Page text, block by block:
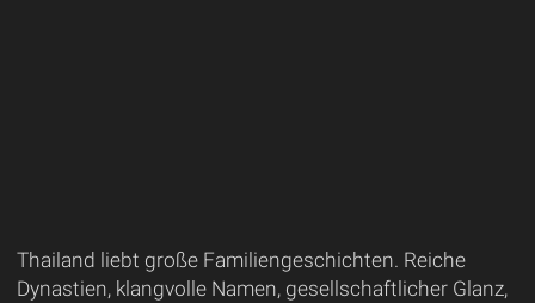
Thailand liebt große Familiengeschichten. Reiche
Dynastien, klangvolle Namen, gesellschaftlicher Glanz,